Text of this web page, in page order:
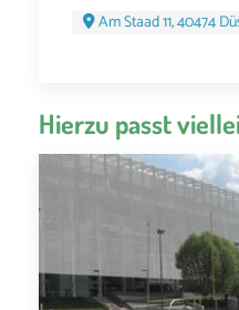
Am Staad 11, 40474
Hierzu passt